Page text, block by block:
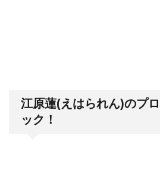
江原蓮(えはられん)のプ
ック！